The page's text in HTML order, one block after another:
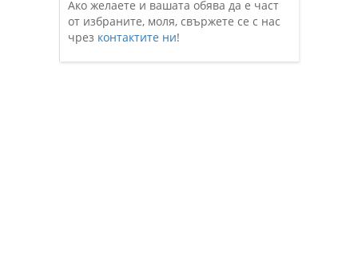
Ако желаете и вашата обява да е част
от избраните, моля, свържете се с нас
чрез контактите ни!